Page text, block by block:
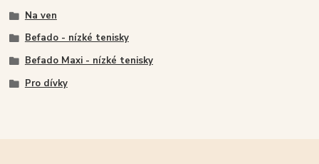
Na ven
Befado - nízké tenisky
Befado Maxi - nízké tenisky
Pro dívky